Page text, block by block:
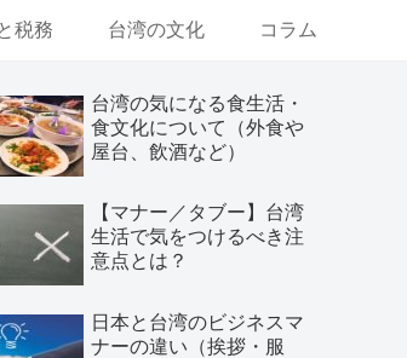
税務 台湾の文化 コラム
台湾の気になる食生活・
食文化について（外食や
屋台、飲酒など）
【マナー／タブー】台湾
生活で気をつけるべき注
意点とは？
日本と台湾のビジネスマ
ナーの違い（挨拶・服